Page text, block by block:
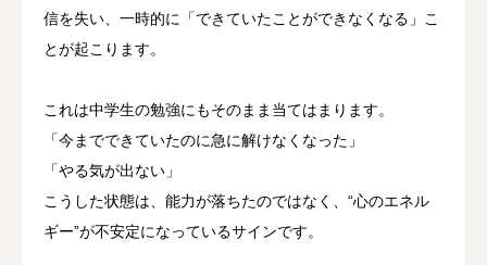
信を失い、一時的に「できていたことができなくなる」こ
とが起こります。
これは中学生の勉強にもそのまま当てはまります。
「今までできていたのに急に解けなくなった」
「やる気が出ない」
こうした状態は、能力が落ちたのではなく、“心のエネル
ギー”が不安定になっているサインです。